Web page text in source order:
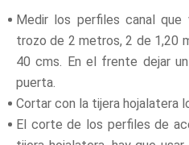
Medir los perfiles canal que
trozo de 2 metros, 2 de 1,20
40 cms. En el frente dejar
puerta.
Cortar con la tijera hojalatera
El corte de los perfiles de